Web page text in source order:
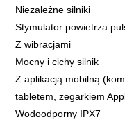
Niezależne silniki
Stymulator powietrza
Z wibracjami
Mocny i cichy silnik
Z aplikacją mobilną
tabletem, zegarkiem
Wodoodporny IPX7